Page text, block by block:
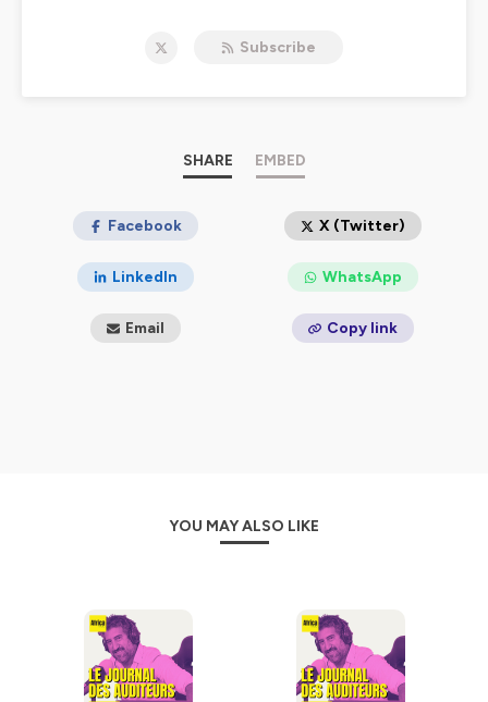
Subscribe
SHARE EMBED
Facebook X (Twitter)
LinkedIn WhatsApp
Email Copy link
YOU MAY ALSO LIKE